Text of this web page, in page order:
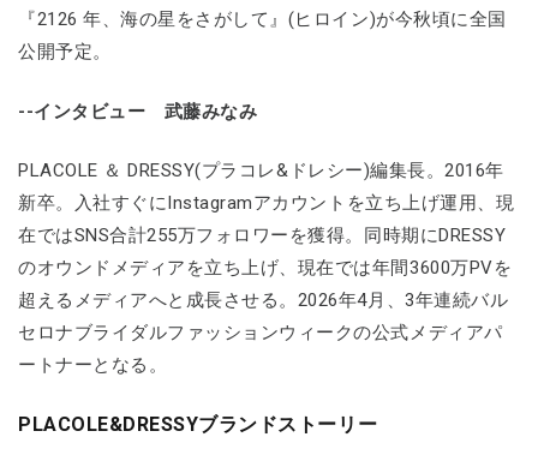
『2126 年、海の星をさがして』(ヒロイン)が今秋頃に全国
公開予定。
--インタビュー 武藤みなみ
PLACOLE ＆ DRESSY(プラコレ&ドレシー)編集長。2016年
新卒。入社すぐにInstagramアカウントを立ち上げ運用、現
在ではSNS合計255万フォロワーを獲得。同時期にDRESSY
のオウンドメディアを立ち上げ、現在では年間3600万PVを
超えるメディアへと成長させる。2026年4月、3年連続バル
セロナブライダルファッションウィークの公式メディアパ
ートナーとなる。
PLACOLE&DRESSYブランドストーリー